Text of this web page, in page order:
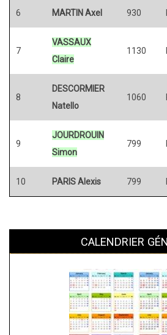
6 MARTIN Axel 930
7
VASSAUX
Claire
1130
8
DESCORMIER
Natello
1060
9
JOURDROUIN
Simon
799
10 PARIS Alexis 799
CALENDRIER